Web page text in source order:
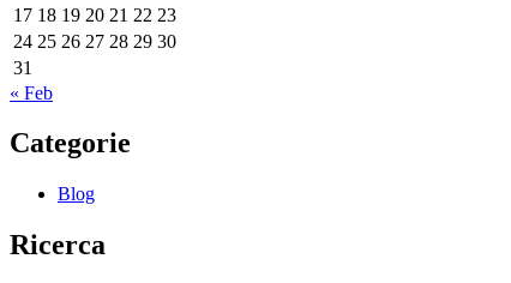
17 18 19 20 21 22 23
24 25 26 27 28 29 30
31
« Feb
Categorie
Blog
Ricerca